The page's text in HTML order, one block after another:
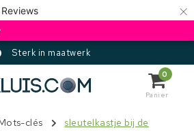
Reviews ×
Sterk in maatwerk
0
Panier
clés
sleutelkastje bij de